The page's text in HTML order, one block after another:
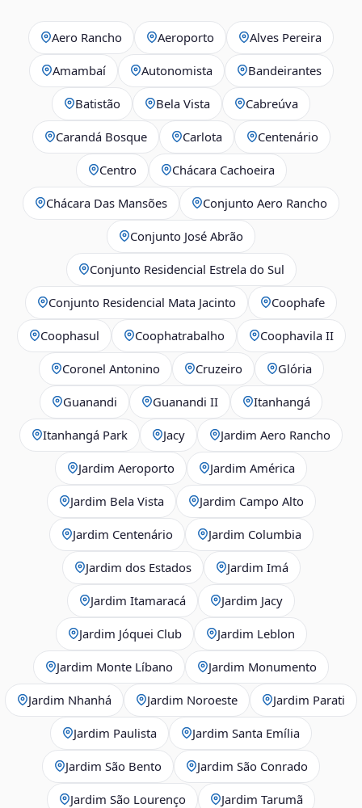
Aero Rancho Aeroporto Alves Pereira
Amambaí Autonomista Bandeirantes
Batistão Bela Vista Cabreúva
Carandá Bosque Carlota Centenário
Centro Chácara Cachoeira
Chácara Das Mansões Conjunto Aero Rancho
Conjunto José Abrão
Conjunto Residencial Estrela do Sul
Conjunto Residencial Mata Jacinto Coophafe
Coophasul Coophatrabalho Coophavila II
Coronel Antonino Cruzeiro Glória
Guanandi Guanandi II Itanhangá
Itanhangá Park Jacy Jardim Aero Rancho
Jardim Aeroporto Jardim América
Jardim Bela Vista Jardim Campo Alto
Jardim Centenário Jardim Columbia
Jardim dos Estados Jardim Imá
Jardim Itamaracá Jardim Jacy
Jardim Jóquei Club Jardim Leblon
Jardim Monte Líbano Jardim Monumento
Jardim Nhanhá Jardim Noroeste Jardim Parati
Jardim Paulista Jardim Santa Emília
Jardim São Bento Jardim São Conrado
Jardim São Lourenço Jardim Tarumã